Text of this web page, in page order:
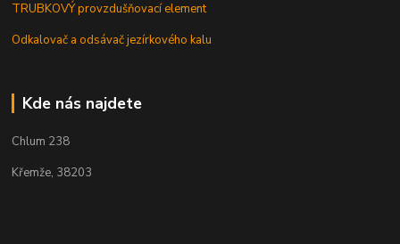
TRUBKOVÝ provzdušňovací element
Odkalovač a odsávač jezírkového kalu
Kde nás najdete
Chlum 238
Křemže, 38203